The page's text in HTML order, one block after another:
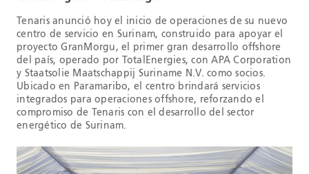
Tenaris anunció hoy el inicio de operaciones de su nuevo
centro de servicio en Surinam, construido para apoyar el
proyecto GranMorgu, el primer gran desarrollo offshore
del país, operado por TotalEnergies, con APA Corporation
y Staatsolie Maatschappij Suriname N.V. como socios.
Ubicado en Paramaribo, el centro brindará servicios
integrados para operaciones offshore, reforzando el
compromiso de Tenaris con el desarrollo del sector
energético de Surinam.